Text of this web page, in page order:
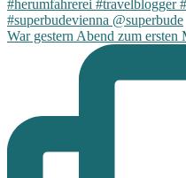
War gestern Abend zum